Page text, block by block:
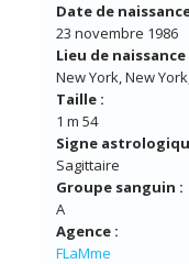
Date de
23 novembre 1986
Lieu de naissance
New York, New
Taille :
1 m 54
Signe
Sagittaire
Groupe sanguin :
A
Agence :
FLaMme